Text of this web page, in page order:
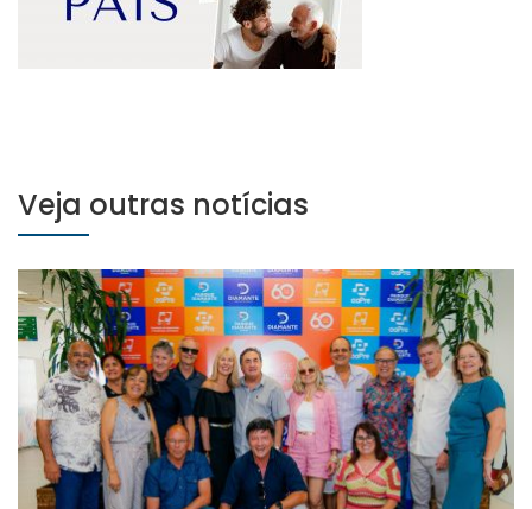
Veja outras notícias